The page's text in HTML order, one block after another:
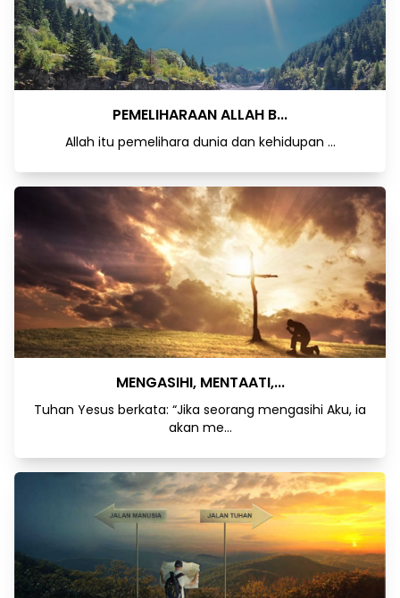
PEMELIHARAAN ALLAH B...
Allah itu pemelihara dunia dan kehidupan ...
MENGASIHI, MENTAATI,...
Tuhan Yesus berkata: “Jika seorang mengasihi Aku, ia
akan me...